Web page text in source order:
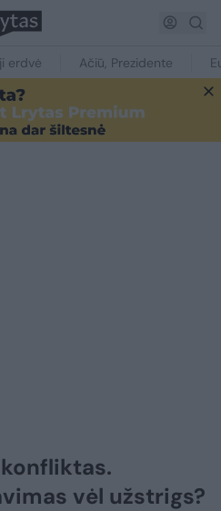
erdvė Ačiū, Prezidente
vėl užstrigs?